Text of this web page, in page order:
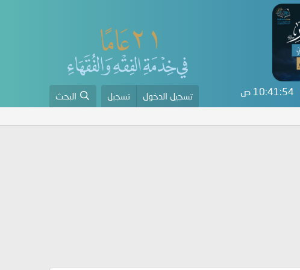
10:41:55 ص تسجيل الدخول تسجيل البحث